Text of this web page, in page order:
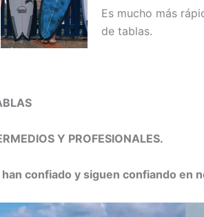
Es mucho más
de tablas.
Y PROFESIONALES.
confiado y siguen confiando en